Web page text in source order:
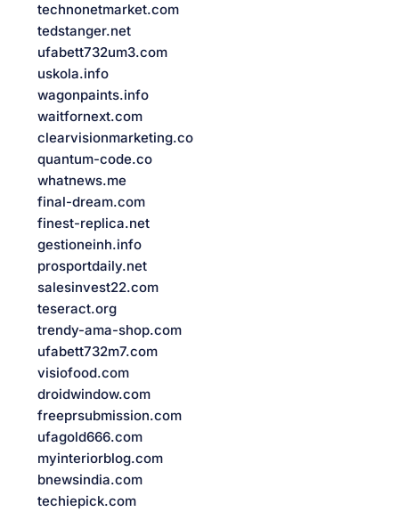
technonetmarket.com
tedstanger.net
ufabett732um3.com
uskola.info
wagonpaints.info
waitfornext.com
clearvisionmarketing.co
quantum-code.co
whatnews.me
final-dream.com
finest-replica.net
gestioneinh.info
prosportdaily.net
salesinvest22.com
teseract.org
trendy-ama-shop.com
ufabett732m7.com
visiofood.com
droidwindow.com
freeprsubmission.com
ufagold666.com
myinteriorblog.com
bnewsindia.com
techiepick.com